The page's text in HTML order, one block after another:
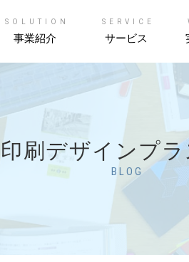
SOLUTION
事業紹介
SERVICE
サービス
印刷デザインプラ
BLOG